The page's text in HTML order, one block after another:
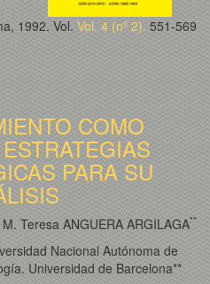
1992. Vol. Vol. 4 (nº 2). 551-569
COMO
PARA SU
Teresa ANGUERA ARGILAGA**
Nacional Autónoma de
Universidad de Barcelona**